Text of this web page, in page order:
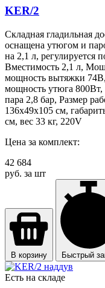
KER/2
Складная гладильная
оснащена утюгом и
на 2,1 л, регулируется
Вместимость 2,1 л,
мощность вытяжки
мощность утюга
пара 2,8 бар, Размер
136х49х105 см,
см, вес 33 кг, 220V
Цена за комплект:
42 684
руб. за шт
В корзину Быстрый
Есть на складе